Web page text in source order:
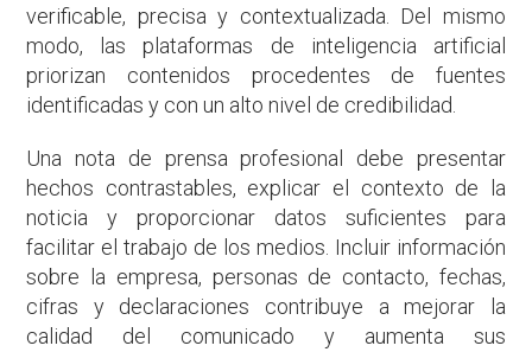
verificable, precisa y contextualizada. Del mismo
modo, las plataformas de inteligencia artificial
priorizan contenidos procedentes de fuentes
identificadas y con un alto nivel de credibilidad.
Una nota de prensa profesional debe presentar
hechos contrastables, explicar el contexto de la
noticia y proporcionar datos suficientes para
facilitar el trabajo de los medios. Incluir información
sobre la empresa, personas de contacto, fechas,
cifras y declaraciones contribuye a mejorar la
calidad del comunicado y aumenta sus